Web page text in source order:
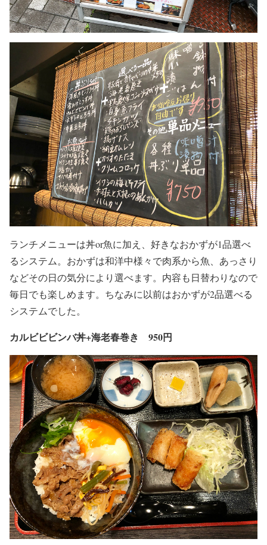
ランチメニューは丼or魚に加え、好きなおかずが1品選べ
るシステム。おかずは和洋中様々で肉系から魚、あっさり
などその日の気分により選べます。内容も日替わりなので
毎日でも楽しめます。ちなみに以前はおかずが2品選べる
システムでした。
カルビビビンバ丼+海老春巻き 950円